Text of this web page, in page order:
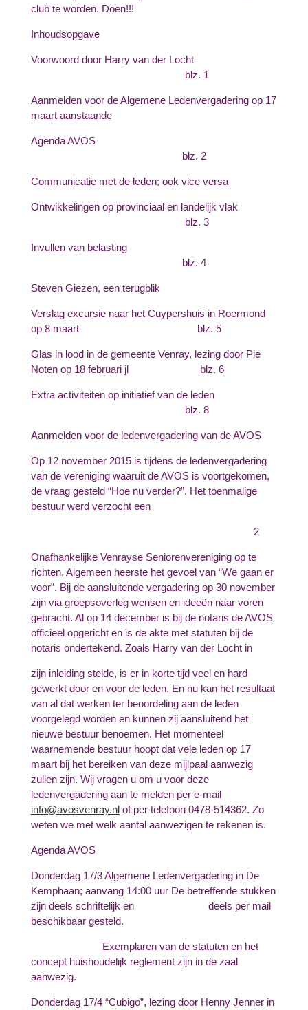
club te worden. Doen!!!
Inhoudsopgave
Voorwoord door Harry van der Locht
blz. 1
Aanmelden voor de Algemene Ledenvergadering op 17
maart aanstaande
Agenda AVOS
blz. 2
Communicatie met de leden; ook vice versa
Ontwikkelingen op provinciaal en landelijk vlak
blz. 3
Invullen van belasting
blz. 4
Steven Giezen, een terugblik
Verslag excursie naar het Cuypershuis in Roermond
op 8 maart blz. 5
Glas in lood in de gemeente Venray, lezing door Pie
Noten op 18 februari jl blz. 6
Extra activiteiten op initiatief van de leden
blz. 8
Aanmelden voor de ledenvergadering van de AVOS
Op 12 november 2015 is tijdens de ledenvergadering
van de vereniging waaruit de AVOS is voortgekomen,
de vraag gesteld “Hoe nu verder?”. Het toenmalige
bestuur werd verzocht een
2
Onafhankelijke Venrayse Seniorenvereniging op te
richten. Algemeen heerste het gevoel van “We gaan er
voor”. Bij de aansluitende vergadering op 30 november
zijn via groepsoverleg wensen en ideeën naar voren
gebracht. Al op 14 december is bij de notaris de AVOS
officieel opgericht en is de akte met statuten bij de
notaris ondertekend. Zoals Harry van der Locht in
zijn inleiding stelde, is er in korte tijd veel en hard
gewerkt door en voor de leden. En nu kan het resultaat
van al dat werken ter beoordeling aan de leden
voorgelegd worden en kunnen zij aansluitend het
nieuwe bestuur benoemen. Het momenteel
waarnemende bestuur hoopt dat vele leden op 17
maart bij het bereiken van deze mijlpaal aanwezig
zullen zijn. Wij vragen u om u voor deze
ledenvergadering aan te melden per e-mail
info@avosvenray.nlof per telefoon 0478-514362. Zo
weten we met welk aantal aanwezigen te rekenen is.
Agenda AVOS
Donderdag 17/3 Algemene Ledenvergadering in De
Kemphaan; aanvang 14:00 uur De betreffende stukken
zijn deels schriftelijk en deels per mail
beschikbaar gesteld.
Exemplaren van de statuten en het
concept huishoudelijk reglement zijn in de zaal
aanwezig.
Donderdag 17/4 “Cubigo”, lezing door Henny Jenner in